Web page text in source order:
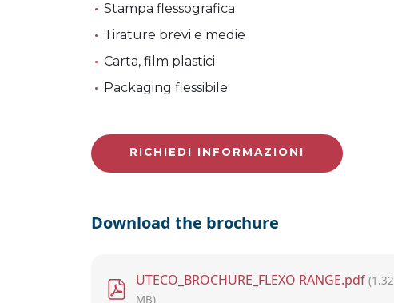
Stampa flessografica
Tirature brevi e medie
Carta, film plastici
Packaging flessibile
RICHIEDI INFORMAZIONI
Download the brochure
UTECO_BROCHURE_FLEXO RANGE.pdf (1.32
MB)